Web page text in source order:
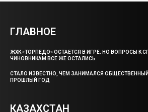
ГЛАВНОЕ
ЖХК «ТОРПЕДО» ОСТАЕТСЯ В ИГРЕ. НО ВОПРОСЫ К
ЧИНОВНИКАМ ВСЕ ЖЕ ОСТАЛИСЬ
СТАЛО ИЗВЕСТНО, ЧЕМ ЗАНИМАЛСЯ
ПРОШЛЫЙ ГОД
КАЗАХСТАН